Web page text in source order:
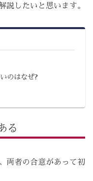
説したいと思います。
のはなぜ?
る
両者の合意があって初